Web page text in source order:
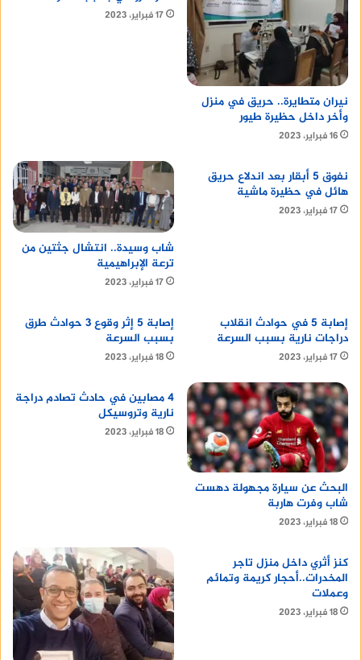
نيران متطايرة.. حريق في منزل
وأخر داخل حظيرة طيور
16 فبراير، 2023
17 فبراير، 2023
نفوق 5 أبقار بعد اندلاع حريق
هائل في حظيرة ماشية
17 فبراير، 2023
شاب وسيدة.. انتشال جثتين من
ترعة الإبراهيمية
17 فبراير، 2023
إصابة 5 في حوادث انقلاب
دراجات نارية بسبب السرعة
17 فبراير، 2023
إصابة 5 إثر وقوع 3 حوادث طرق
بسبب السرعة
18 فبراير، 2023
البحث عن سيارة مجهولة دهست
شاب وفرت هاربة
18 فبراير، 2023
4 مصابين في حادث تصادم دراجة
نارية وتروسيكل
18 فبراير، 2023
كنز أثري داخل منزل تاجر
المخدرات..أحجار كريمة وتمائم
وعملات
18 فبراير، 2023